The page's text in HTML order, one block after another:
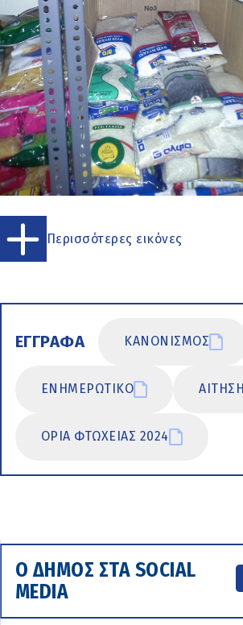
Περισσότερες εικόνες
ΕΓΓΡΑΦΑ ΚΑΝΟΝΙΣΜΟΣ
ΕΝΗΜΕΡΩΤΙΚΟ ΑΙΤΗΣΗ
ΟΡΙΑ ΦΤΩΧΕΙΑΣ 2024
Ο ΔΗΜΟΣ ΣΤΑ SOCIAL
MEDIA